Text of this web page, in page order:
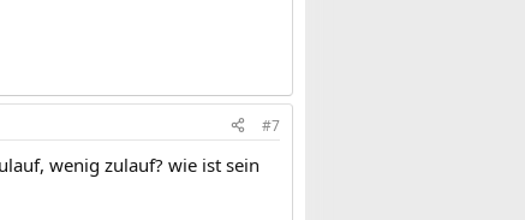
#7
wenig zulauf? wie ist sein